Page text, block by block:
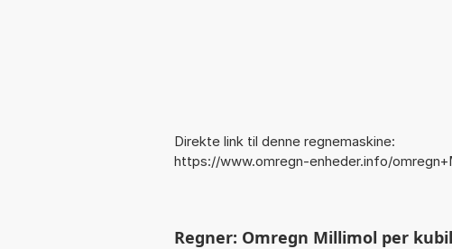
Direkte link til denne regnemaskine:
https://www.omregn-enheder.info/
Regner: Omregn Millimol per